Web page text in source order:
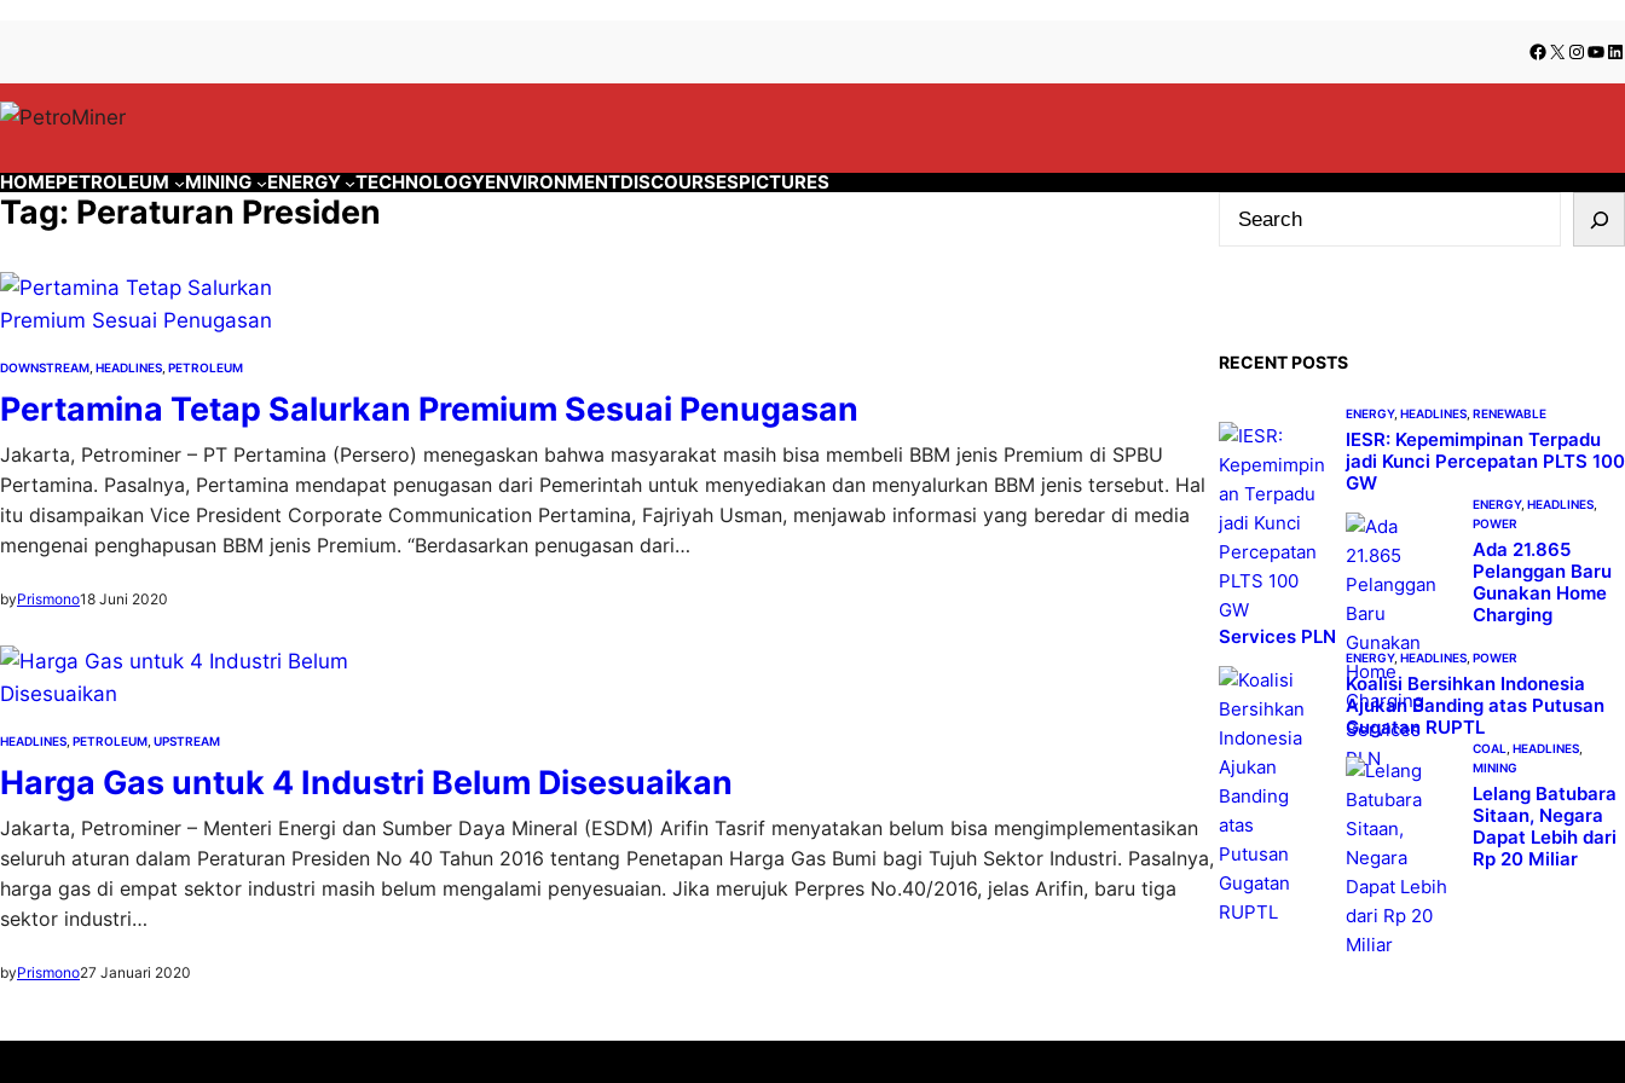
konten
content
Facebook
X
HOMEPETROLEUM MINING ENERGY TECHNOLOGYENVIRONMENTDISCOURSESPICTURES
Tag: Peraturan Presiden
DOWNSTREAM HEADLINES PETROLEUM
Pertamina Tetap Salurkan Premium Sesuai Penugasan
Jakarta, Petrominer – PT Pertamina (Persero) menegaskan bahwa masyarakat masih bisa membeli BBM jenis Premium di SPBU
Pertamina. Pasalnya, Pertamina mendapat penugasan dari Pemerintah untuk menyediakan dan menyalurkan BBM jenis tersebut. Hal
itu disampaikan Vice President Corporate Communication Pertamina, Fajriyah Usman, menjawab informasi yang beredar di media
mengenai penghapusan BBM jenis Premium. “Berdasarkan penugasan dari…
byPrismono18 Juni 2020
HEADLINES PETROLEUM UPSTREAM
Harga Gas untuk 4 Industri Belum Disesuaikan
Jakarta, Petrominer – Menteri Energi dan Sumber Daya Mineral (ESDM) Arifin Tasrif menyatakan belum bisa mengimplementasikan
seluruh aturan dalam Peraturan Presiden No 40 Tahun 2016 tentang Penetapan Harga Gas Bumi bagi Tujuh Sektor Industri. Pasalnya,
harga gas di empat sektor industri masih belum mengalami penyesuaian. Jika merujuk Perpres No.40/2016, jelas Arifin, baru tiga
sektor industri…
byPrismono27 Januari 2020
h
RECENT POSTS
ENERGY, HEADLINES RENEWABLE
IESR: Kepemimpinan Terpadu
jadi Kunci Percepatan PLTS 100
GW
ENERGY, HEADLINES
POWER
Ada 21.865
Pelanggan Baru
Gunakan Home
Charging
Services PLN
ENERGY, HEADLINES POWER
Koalisi Bersihkan Indonesia
Ajukan Banding atas Putusan
Gugatan RUPTL
COAL HEADLINES
MINING
Lelang Batubara
Sitaan, Negara
Dapat Lebih dari
Rp 20 Miliar